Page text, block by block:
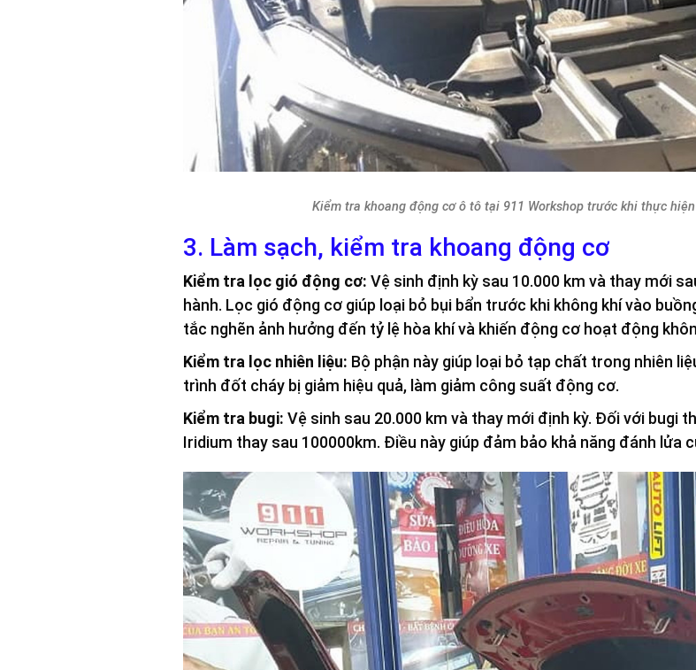
Kiểm tra khoang động cơ ô tô tại 911 Workshop trước khi thực
3. Làm sạch, kiểm tra khoang động cơ
Kiểm tra lọc gió động cơ: Vệ sinh định kỳ sau 10.000 km và thay mới
hành. Lọc gió động cơ giúp loại bỏ bụi bẩn trước khi không khí vào
tắc nghẽn ảnh hưởng đến tỷ lệ hòa khí và khiến động cơ hoạt động
Kiểm tra lọc nhiên liệu: Bộ phận này giúp loại bỏ tạp chất trong nhiên
trình đốt cháy bị giảm hiệu quả, làm giảm công suất động cơ.
Kiểm tra bugi: Vệ sinh sau 20.000 km và thay mới định kỳ. Đối với bugi
Iridium thay sau 100000km. Điều này giúp đảm bảo khả năng đánh lửa